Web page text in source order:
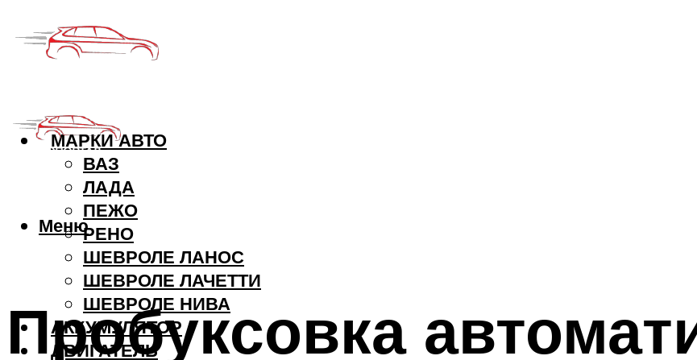
МАРКИ АВТО
ВАЗ
ЛАДА
ПЕЖО
РЕНО
ШЕВРОЛЕ ЛАНОС
ШЕВРОЛЕ ЛАЧЕТТИ
ШЕВРОЛЕ НИВА
АККУМУЛЯТОР
ДВИГАТЕЛЬ
Меню
Пробуксовка